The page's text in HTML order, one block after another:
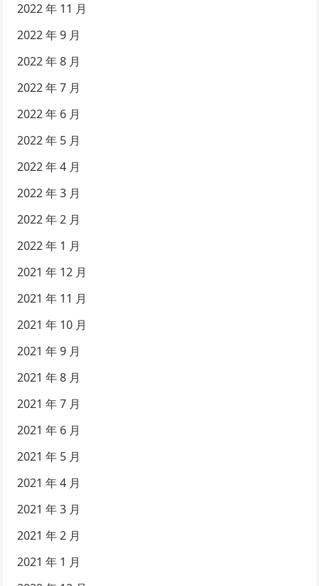
2022 年 11 月
2022 年 9 月
2022 年 8 月
2022 年 7 月
2022 年 6 月
2022 年 5 月
2022 年 4 月
2022 年 3 月
2022 年 2 月
2022 年 1 月
2021 年 12 月
2021 年 11 月
2021 年 10 月
2021 年 9 月
2021 年 8 月
2021 年 7 月
2021 年 6 月
2021 年 5 月
2021 年 4 月
2021 年 3 月
2021 年 2 月
2021 年 1 月